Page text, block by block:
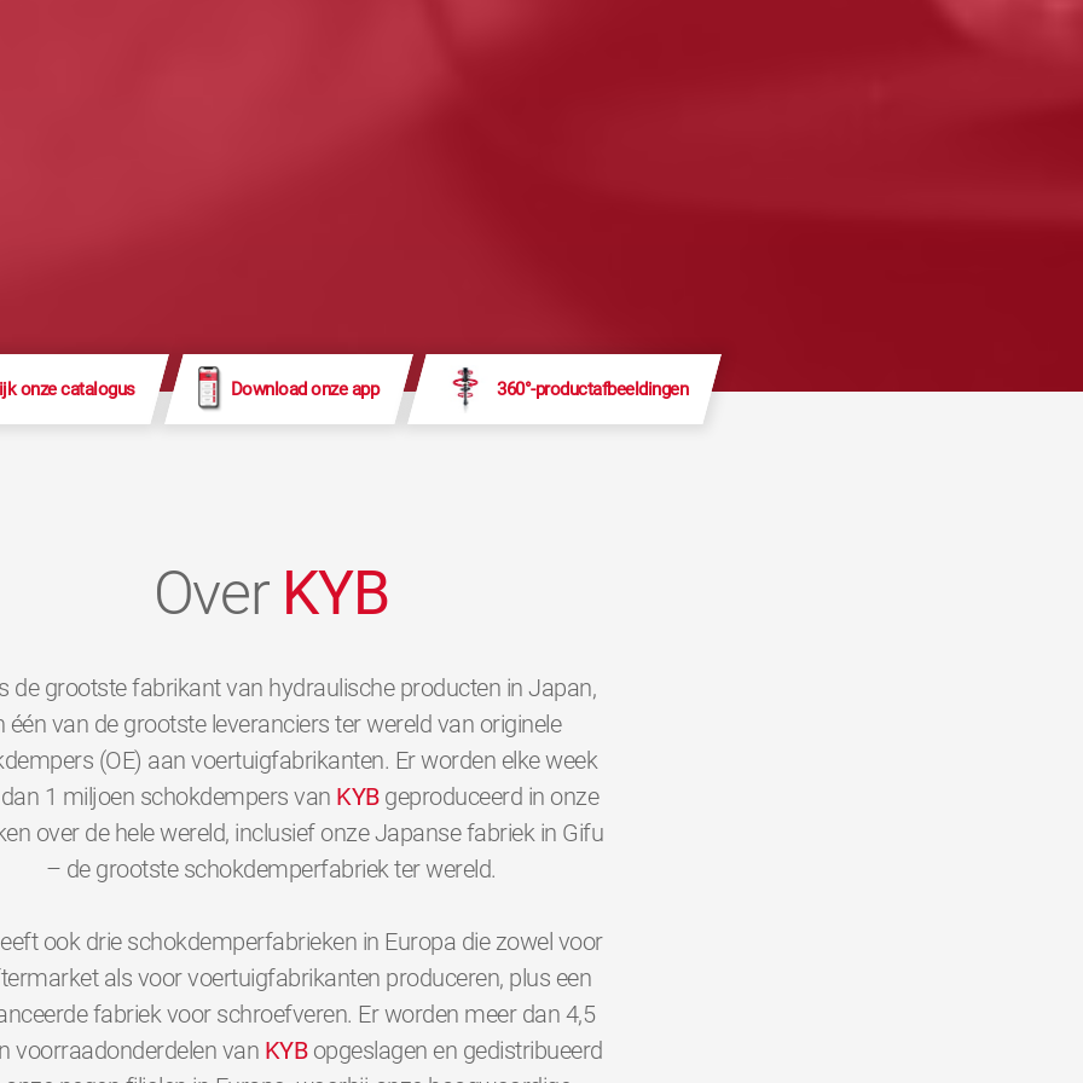
onze catalogus Download onze app 360°-productafbeeldingen
Over KYB
de grootste fabrikant van hydraulische producten in Japan,
één van de grootste leveranciers ter wereld van originele
(OE) aan voertuigfabrikanten. Er worden elke week
1 miljoen schokdempers van KYBgeproduceerd in onze
over de hele wereld, inclusief onze Japanse fabriek in Gifu
– de grootste schokdemperfabriek ter wereld.
ook drie schokdemperfabrieken in Europa die zowel voor
als voor voertuigfabrikanten produceren, plus een
fabriek voor schroefveren. Er worden meer dan 4,5
voorraadonderdelen van KYBopgeslagen en gedistribueerd